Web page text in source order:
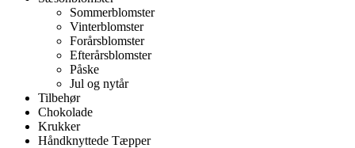
Sommerblomster
Vinterblomster
Forårsblomster
Efterårsblomster
Påske
Jul og nytår
Tilbehør
Chokolade
Krukker
Håndknyttede Tæpper